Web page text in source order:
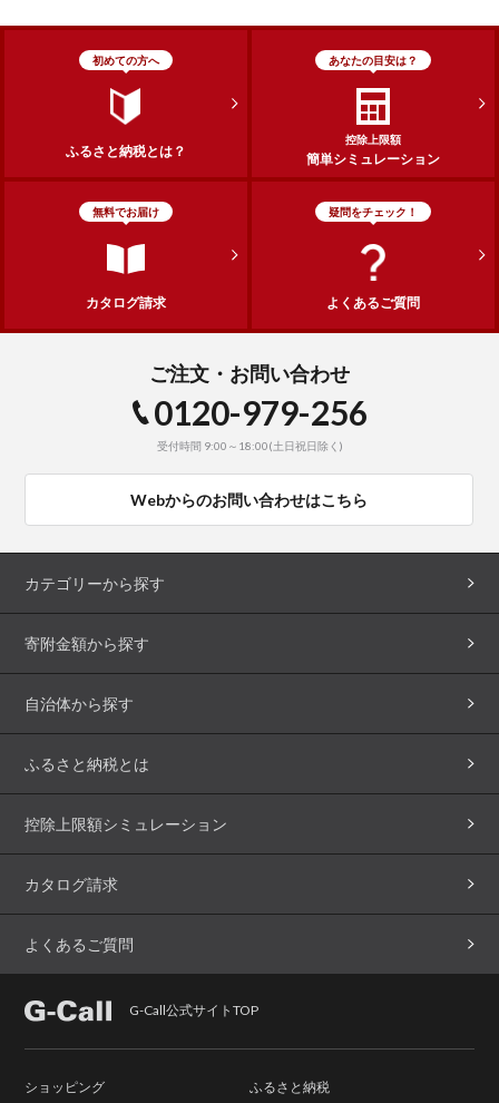
初めての方へ
ふるさと納税とは？
あなたの目安は？
控除上限額
簡単シミュレーション
無料でお届け
カタログ請求
疑問をチェック！
よくあるご質問
ご注文・お問い合わせ
0120-979-256
受付時間 9:00～18:00(土日祝日除く)
Webからのお問い合わせはこちら
カテゴリーから探す
寄附金額から探す
自治体から探す
ふるさと納税とは
控除上限額シミュレーション
カタログ請求
よくあるご質問
G-Call公式サイトTOP
ショッピング ふるさと納税